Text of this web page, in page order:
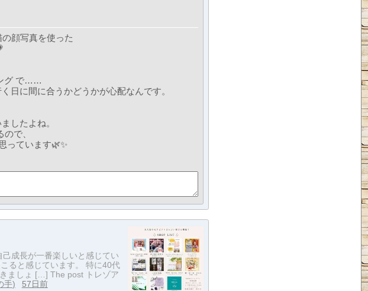
顔写真を使った
グ で……
日に間に合うかどうかが心配なんです。
したよね。
で、
っています🌿✨
成長が一番楽しいと感じてい
ると感じています。 特に40代
ましょ […] The post トレゾア
手
57日前